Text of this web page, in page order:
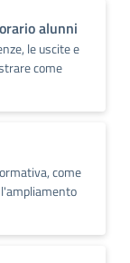
alunni
le uscite e
come
come